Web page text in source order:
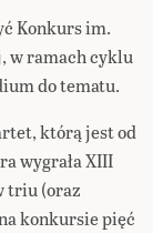
Konkurs im.
w ramach cyklu
do tematu.
którą jest od
wygrała XIII
triu (oraz
konkursie pięć